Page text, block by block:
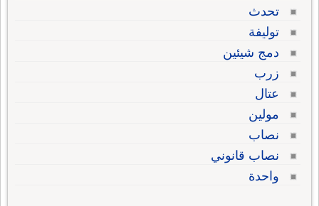
تحدث
توليفة
دمج شيئين
زرب
عتال
مولين
نصاب
نصاب قانوني
واحدة